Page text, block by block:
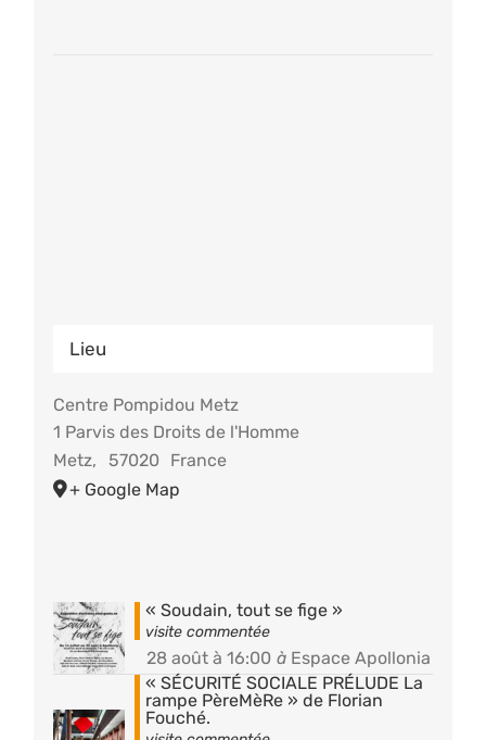
Lieu
Centre Pompidou Metz
1 Parvis des Droits de l'Homme
Metz, 57020
France
+ Google Map
« Soudain, tout se fige »
28 août à 16:00 à Espace Apollonia
« SÉCURITÉ SOCIALE PRÉLUDE La
rampe PèreMèRe » de Florian
Fouché.